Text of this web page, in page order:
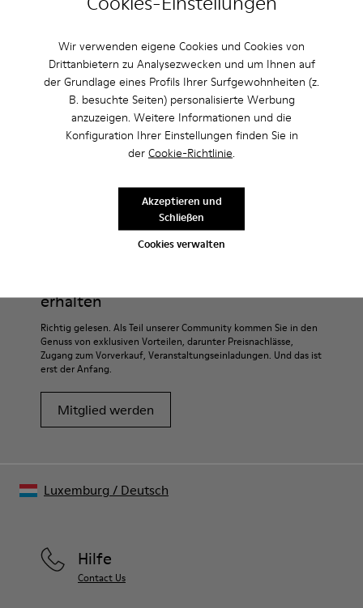
Wir verwenden eigene Cookies und Cookies von
Drittanbietern zu Analysezwecken und um Ihnen auf
der Grundlage eines Profils Ihrer Surfgewohnheiten (z.
B. besuchte Seiten) personalisierte Werbung
anzuzeigen. Weitere Informationen und die
Konfiguration Ihrer Einstellungen finden Sie in
der Cookie-Richtlinie.
Cookies verwalten
Akzeptieren und
Schließen
Elegante Schuhe
Plateau/Keilabsatz Absätze
HERREN
ARCHIVE COLLECTION ACCESSORIES
ACCESSOIRES FÜR HERREN
erhalten
Richtig gelesen. Als Teil unserer Community kommen Sie in den
Genuss von exklusiven Vorteilen, darunter Preisnachlässe,
Zugang zum Vorverkauf, Veranstaltungseinladungen. Und das ist
erst der Anfang.
Mitglied werden
Hilfe
Contact Us
Luxemburg / Deutsch